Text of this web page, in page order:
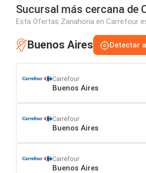
Sucursal más cercana de
Esta Ofertas Zanahoria en Carrefour
Buenos Aires Detectar
Carrefour
Buenos Aires
Carrefour
Buenos Aires
Carrefour
Buenos Aires